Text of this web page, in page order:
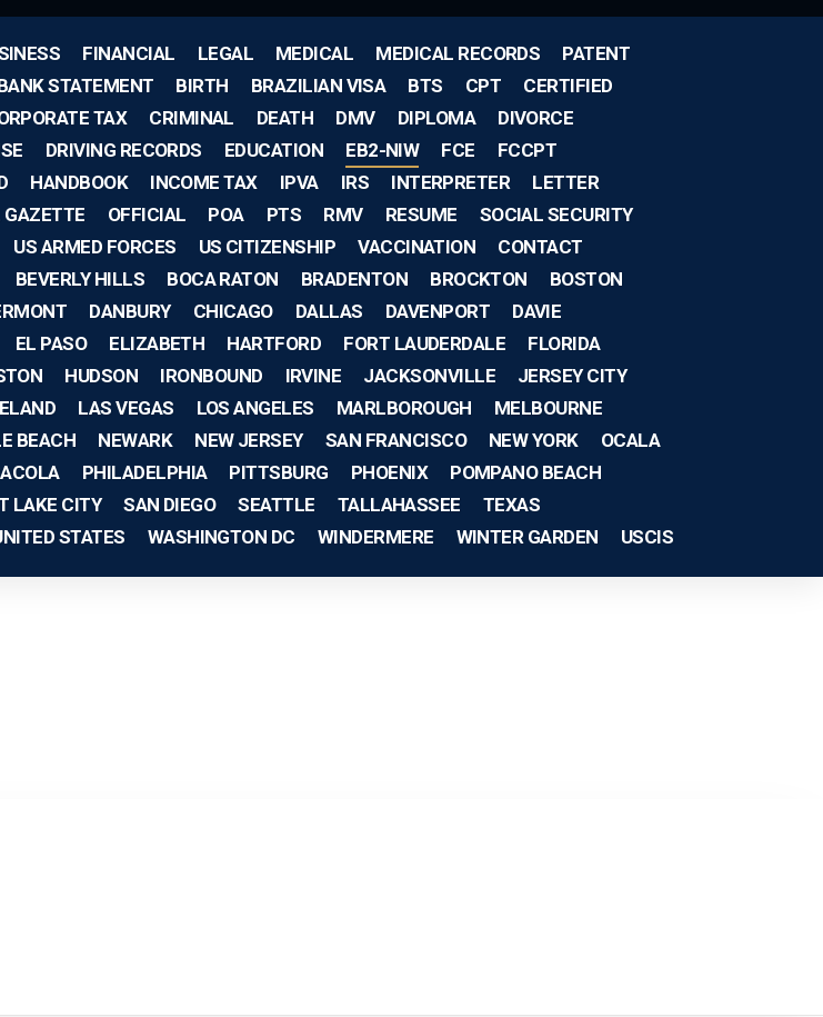
FINANCIAL LEGAL MEDICAL MEDICAL RECORDS
PATENT
STATEMENT BIRTH BRAZILIAN VISA BTS CPT
CERTIFIED
TAX CRIMINAL DEATH DMV DIPLOMA
DIVORCE
DRIVING RECORDS EDUCATION EB2-NIW FCE
FCCPT
HANDBOOK INCOME TAX IPVA IRS INTERPRETER
LETTER
GAZETTE OFFICIAL POA PTS RMV RESUME
SOCIAL SECURITY
US ARMED FORCES US CITIZENSHIP VACCINATION
CONTACT
BEVERLY HILLS BOCA RATON BRADENTON BROCKTON
BOSTON
DANBURY CHICAGO DALLAS DAVENPORT
DAVIE
EL PASO ELIZABETH HARTFORD FORT LAUDERDALE
FLORIDA
HUDSON IRONBOUND IRVINE JACKSONVILLE
JERSEY CITY
LAS VEGAS LOS ANGELES MARLBOROUGH
MELBOURNE
BEACH NEWARK NEW JERSEY SAN FRANCISCO NEW YORK
OCALA
PHILADELPHIA PITTSBURG PHOENIX
POMPANO BEACH
LAKE CITY SAN DIEGO SEATTLE TALLAHASSEE
TEXAS
STATES WASHINGTON DC WINDERMERE WINTER GARDEN USCIS